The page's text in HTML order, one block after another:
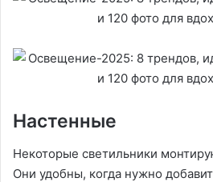
Настенные
Некоторые светильники
Они удобны, когда нужно